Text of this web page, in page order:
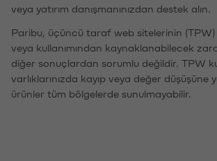
veya yatırım danışmanınızdan destek alın.
Paribu, üçüncü taraf web sitelerinin
veya kullanımından kaynaklanabilecek
diğer sonuçlardan sorumlu değildir. TPW
varlıklarınızda kayıp veya değer düşüşüne
ürünler tüm bölgelerde sunulmayabilir.